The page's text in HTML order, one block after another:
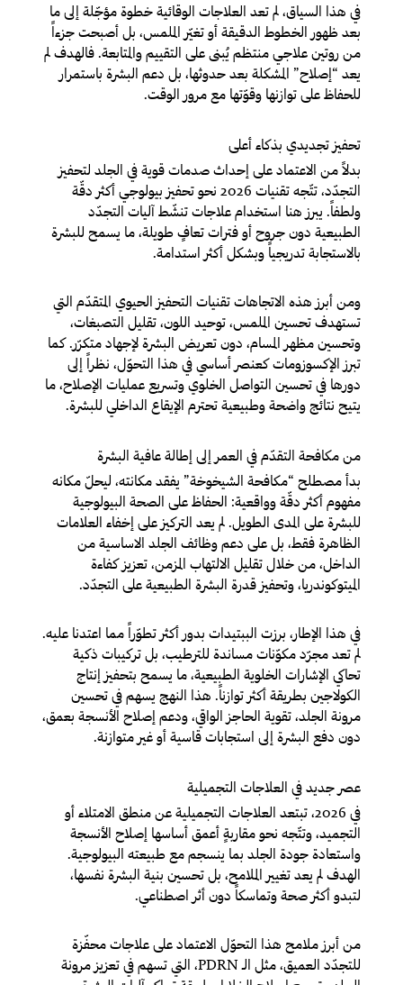
في هذا السياق، لم تعد العلاجات الوقائية خطوة مؤجّلة إلى ما
بعد ظهور الخطوط الدقيقة أو تغيّر الملمس، بل أصبحت جزءاً
من روتين علاجي منتظم يُبنى على التقييم والمتابعة. فالهدف لم
يعد “إصلاح” المشكلة بعد حدوثها، بل دعم البشرة باستمرار
للحفاظ على توازنها وقوّتها مع مرور الوقت.
تحفيز تجديدي بذكاء أعلى
بدلاً من الاعتماد على إحداث صدمات قوية في الجلد لتحفيز
التجدّد، تتّجه تقنيات 2026 نحو تحفيز بيولوجي أكثر دقّة
ولطفاً. يبرز هنا استخدام علاجات تنشّط آليات التجدّد
الطبيعية دون جروح أو فترات تعافٍ طويلة، ما يسمح للبشرة
بالاستجابة تدريجياً وبشكل أكثر استدامة.
ومن أبرز هذه الاتجاهات تقنيات التحفيز الحيوي المتقدّم التي
تستهدف تحسين الملمس، توحيد اللون، تقليل التصبغات،
وتحسين مظهر المسام، دون تعريض البشرة لإجهاد متكرّر. كما
تبرز الإكسوزومات كعنصر أساسي في هذا التحوّل، نظراً إلى
دورها في تحسين التواصل الخلوي وتسريع عمليات الإصلاح، ما
يتيح نتائج واضحة وطبيعية تحترم الإيقاع الداخلي للبشرة.
من مكافحة التقدّم في العمر إلى إطالة عافية البشرة
بدأ مصطلح “مكافحة الشيخوخة” يفقد مكانته، ليحلّ مكانه
مفهوم أكثر دقّة وواقعية: الحفاظ على الصحة البيولوجية
للبشرة على المدى الطويل. لم يعد التركيز على إخفاء العلامات
الظاهرة فقط، بل على دعم وظائف الجلد الاساسية من
الداخل، من خلال تقليل الالتهاب المزمن، تعزيز كفاءة
الميتوكوندريا، وتحفيز قدرة البشرة الطبيعية على التجدّد.
في هذا الإطار، برزت الببتيدات بدور أكثر تطوّراً مما اعتدنا عليه.
لم تعد مجرّد مكوّنات مساندة للترطيب، بل تركيبات ذكية
تحاكي الإشارات الخلوية الطبيعية، ما يسمح بتحفيز إنتاج
الكولاجين بطريقة أكثر توازناً. هذا النهج يسهم في تحسين
مرونة الجلد، تقوية الحاجز الواقي، ودعم إصلاح الأنسجة بعمق،
دون دفع البشرة إلى استجابات قاسية أو غير متوازنة.
عصر جديد في العلاجات التجميلية
في 2026، تبتعد العلاجات التجميلية عن منطق الامتلاء أو
التجميد، وتتّجه نحو مقاربةٍ أعمق أساسها إصلاح الأنسجة
واستعادة جودة الجلد بما ينسجم مع طبيعته البيولوجية.
الهدف لم يعد تغيير الملامح، بل تحسين بنية البشرة نفسها،
لتبدو أكثر صحة وتماسكاً دون أثر اصطناعي.
من أبرز ملامح هذا التحوّل الاعتماد على علاجات محفّزة
للتجدّد العميق، مثل الـ PDRN، التي تسهم في تعزيز مرونة